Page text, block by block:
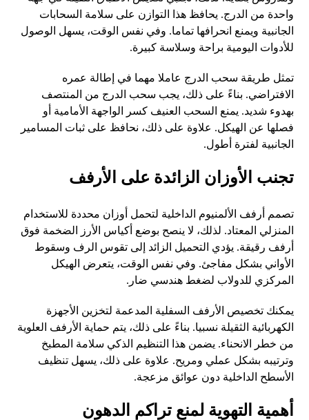
واحدة من الدرج. يحافظ هذا التوازن على سلامة السحابات
الجانبية ويمنع انحرافها تماما. وفي نفس الوقت، يسهل الوصول
للأدوات اليومية براحة وسلاسة كبيرة.
تمثل طريقة سحب الدرج عاملا مهما في إطالة عمره
الافتراضي. بناءً على ذلك، يجب سحب الدرج من المنتصف
بهدوء شديد. يمنع السحب العنيف كسر الواجهة الأمامية أو
فصلها عن الهيكل. علاوة على ذلك، نحافظ على ثبات المسامير
الجانبية لفترة أطول.
تجنب الأوزان الزائدة على الأرفف
تصمم أرفف الألمنيوم الداخلية لتحمل أوزان محددة للاستخدام
المنزلي المعتاد. لذلك، لا ينصح بوضع أكياس الأرز الضخمة فوق
أرفف رقيقة. يؤدي التحميل الزائد إلى تقوس الرف وسقوط
الأواني بشكل مفاجئ. وفي نفس الوقت، يتعرض الهيكل
المركزي للدولاب لضغط هندسي ضار.
يمكنك تخصيص الأرفف السفلية المدعمة لتخزين الأجهزة
الكهربائية الثقيلة نسبيا. بناءً على ذلك، يتم حماية الأرفف العلوية
من خطر الانحناء. يضمن هذا التنظيم الذكي سلامة المطبخ
وترتيبه بشكل عملي ومريح. علاوة على ذلك، يسهل تنظيف
الأسطح الداخلية دون عوائق مزعجة.
أهمية التهوية لمنع تراكم الدهون